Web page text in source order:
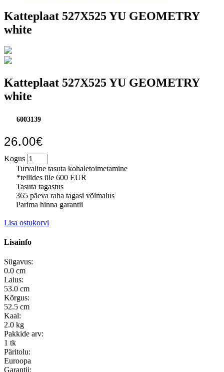
Katteplaat 527X525 YU GEOMETRY
white
Katteplaat 527X525 YU GEOMETRY
white
6003139
26.00€
Kogus
Turvaline tasuta kohaletoimetamine
*tellides üle 600 EUR
Tasuta tagastus
365 päeva raha tagasi võimalus
Parima hinna garantii
Lisa ostukorvi
Lisainfo
Sügavus:
0.0 cm
Laius:
53.0 cm
Kõrgus:
52.5 cm
Kaal:
2.0 kg
Pakkide arv:
1 tk
Päritolu:
Euroopa
Garantii: